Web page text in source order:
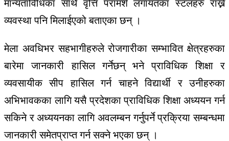
मान्यताविधिका साथै वृत्ति परामर्श लगायतका स्टलहरु राख्ने
व्यवस्था पनि मिलाईएको बताएका छन् ।
मेला अवधिभर सहभागीहरुले रोजगारीका सम्भावित क्षेत्रहरुका
बारेमा
जानकारी हासिल गर्नेछन्भनेप्राविधिक शिक्षा
र
व्यवसायीक
सीप हासिल गर्न चाहने विद्यार्थी र
उनीहरुका
अभिभावकका लागियसैप्रदेशका प्राविधिक शिक्षा अध्ययन गर्न
सकिने र अध्ययनका लागि अवलम्बन गर्नुपर्ने प्रक्रिया सम्बन्धमा
जानकारी समेतप्राप्त गर्न सक्ने भएका छन् ।